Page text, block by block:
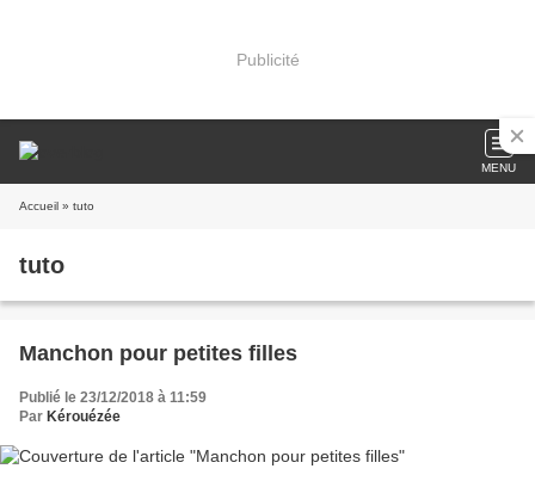
Publicité
MENU
Accueil » tuto
tuto
Manchon pour petites filles
Publié le 23/12/2018 à 11:59
Par Kérouézée